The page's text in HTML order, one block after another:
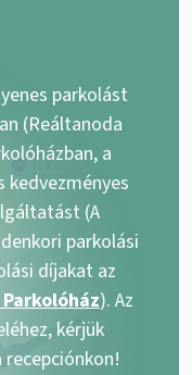
parkolást
(Reáltanoda
a
(A
parkolási
díjakat az
). Az
kérjük